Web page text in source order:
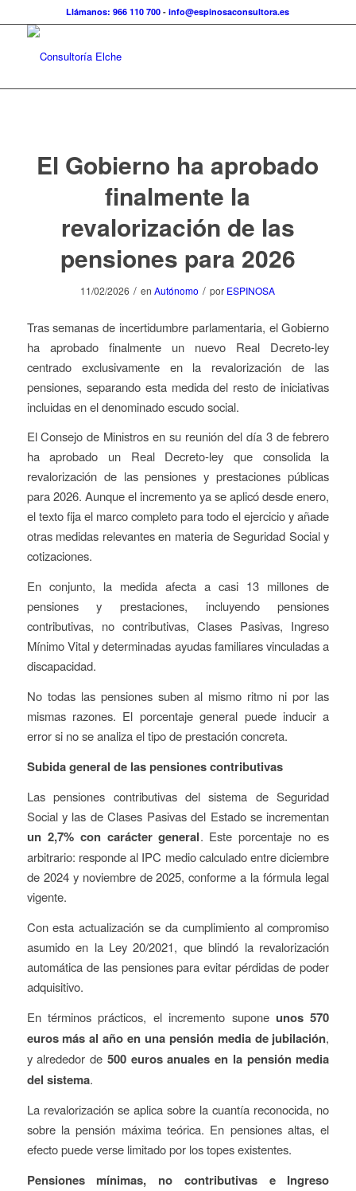
Llámanos: 966 110 700 -info@espinosaconsultora.es
El Gobierno ha aprobado
finalmente la
revalorización de las
pensiones para 2026
11/02/2026 / enAutónomo / por ESPINOSA
Tras semanas de incertidumbre parlamentaria, el Gobierno
ha aprobado finalmente un nuevo Real Decreto-ley
centrado exclusivamente en la revalorización de las
pensiones, separando esta medida del resto de iniciativas
incluidas en el denominado escudo social.
El Consejo de Ministros en su reunión del día 3 de febrero
ha aprobado un Real Decreto-ley que consolida la
revalorización de las pensiones y prestaciones públicas
para 2026. Aunque el incremento ya se aplicó desde enero,
el texto fija el marco completo para todo el ejercicio y añade
otras medidas relevantes en materia de Seguridad Social y
cotizaciones.
En conjunto, la medida afecta a casi 13 millones de
pensiones y prestaciones, incluyendo pensiones
contributivas, no contributivas, Clases Pasivas, Ingreso
Mínimo Vital y determinadas ayudas familiares vinculadas a
discapacidad.
No todas las pensiones suben al mismo ritmo ni por las
mismas razones. El porcentaje general puede inducir a
error si no se analiza el tipo de prestación concreta.
Subida general de las pensiones contributivas
Las pensiones contributivas del sistema de Seguridad
Social y las de Clases Pasivas del Estado se incrementan
un 2,7% con carácter general. Este porcentaje no es
arbitrario: responde al IPC medio calculado entre diciembre
de 2024 y noviembre de 2025, conforme a la fórmula legal
vigente.
Con esta actualización se da cumplimiento al compromiso
asumido en la Ley 20/2021, que blindó la revalorización
automática de las pensiones para evitar pérdidas de poder
adquisitivo.
En términos prácticos, el incremento supone unos 570
euros más al año en una pensión media de jubilación,
y alrededor de 500 euros anuales en la pensión media
del sistema.
La revalorización se aplica sobre la cuantía reconocida, no
sobre la pensión máxima teórica. En pensiones altas, el
efecto puede verse limitado por los topes existentes.
Pensiones mínimas, no contributivas e Ingreso